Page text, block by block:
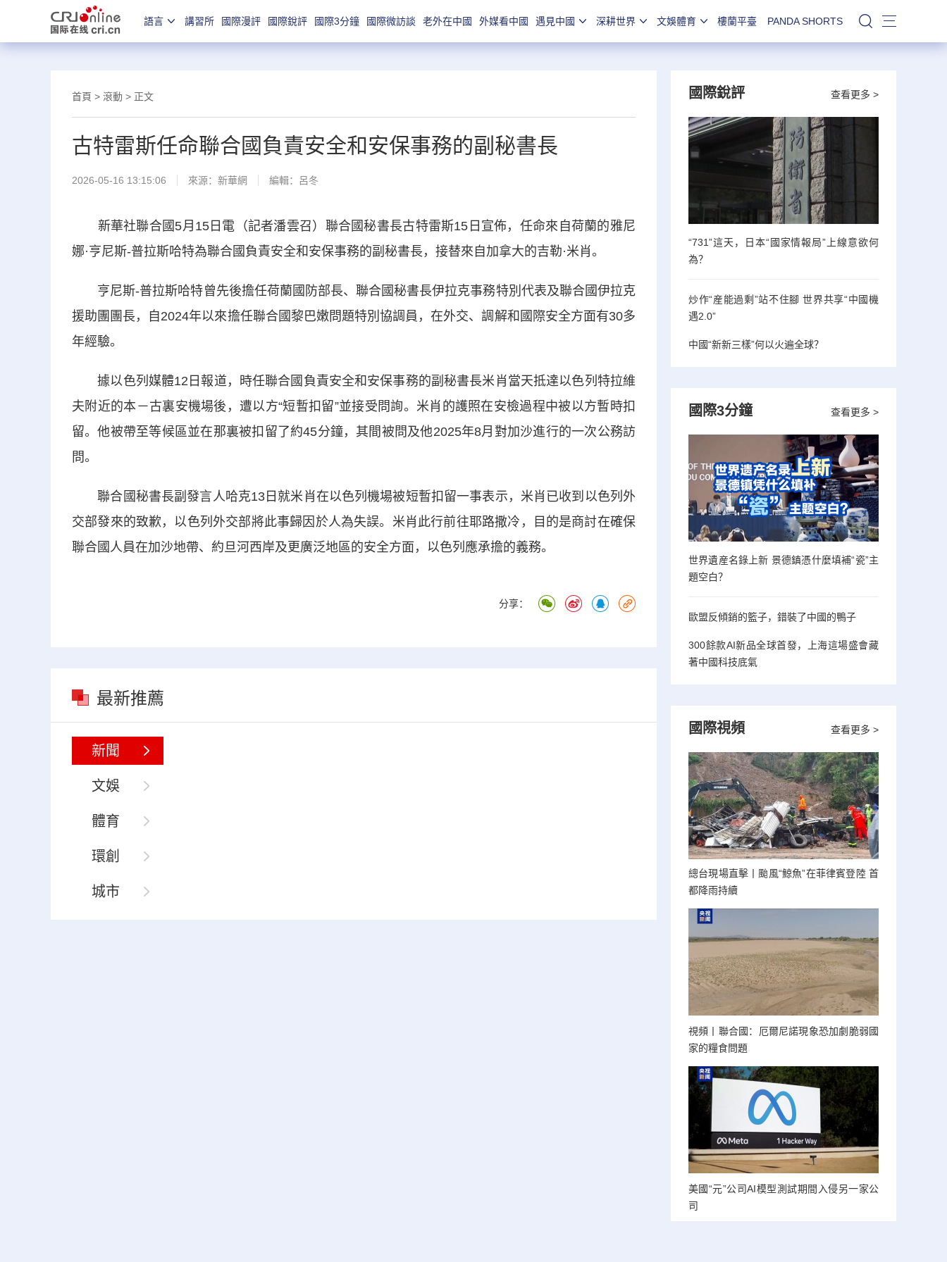
語言 講習所 國際漫評 國際銳評 國際3分鐘 國際微訪談 老外在中國 外媒看中國 遇見中國 深耕世界 文娛體育 樓蘭平臺 PANDA SHORTS 站內搜索
首頁 > 滾動 > 正文
古特雷斯任命聯合國負責安全和安保事務的副秘書長
2026-05-16 13:15:06 來源： 新華網 編輯：呂冬
新華社聯合國5月15日電（記者潘雲召）聯合國秘書長古特雷斯15日宣佈，任命來自荷蘭的雅尼
娜·亨尼斯-普拉斯哈特為聯合國負責安全和安保事務的副秘書長，接替來自加拿大的吉勒·米肖。
亨尼斯-普拉斯哈特曾先後擔任荷蘭國防部長、聯合國秘書長伊拉克事務特別代表及聯合國伊拉克
援助團團長，自2024年以來擔任聯合國黎巴嫩問題特別協調員，在外交、調解和國際安全方面有30多
年經驗。
據以色列媒體12日報道，時任聯合國負責安全和安保事務的副秘書長米肖當天抵達以色列特拉維
夫附近的本－古裏安機場後，遭以方“短暫扣留”並接受問詢。米肖的護照在安檢過程中被以方暫時扣
留。他被帶至等候區並在那裏被扣留了約45分鐘，其間被問及他2025年8月對加沙進行的一次公務訪
問。
聯合國秘書長副發言人哈克13日就米肖在以色列機場被短暫扣留一事表示，米肖已收到以色列外
交部發來的致歉，以色列外交部將此事歸因於人為失誤。米肖此行前往耶路撒冷，目的是商討在確保
聯合國人員在加沙地帶、約旦河西岸及更廣泛地區的安全方面，以色列應承擔的義務。
分享：
最新推薦
新聞
文娛
體育
環創
城市
查看更多 >
國際銳評
“731”這天，日本“國家情報局”上線意欲何
為？
炒作“産能過剩”站不住腳 世界共享“中國機
遇2.0”
中國“新新三樣”何以火遍全球？
查看更多 >
國際3分鐘
世界遺産名錄上新 景德鎮憑什麼填補“瓷”主
題空白？
歐盟反傾銷的籃子，錯裝了中國的鴨子
300餘款AI新品全球首發，上海這場盛會藏
著中國科技底氣
查看更多 >
國際視頻
總台現場直擊丨颱風“鯨魚”在菲律賓登陸 首
都降雨持續
視頻丨聯合國：厄爾尼諾現象恐加劇脆弱國
家的糧食問題
美國“元”公司AI模型測試期間入侵另一家公
司